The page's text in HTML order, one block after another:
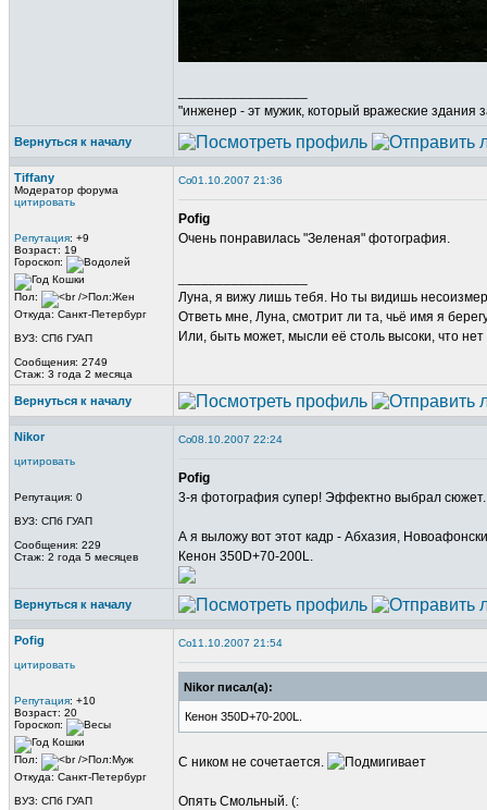
"инженер - эт мужик, который вражеские здания
Вернуться к началу
Tiffany
Модератор форума
цитировать
Репутация: +9
Возраст: 19
Гороскоп:
Пол:
Откуда: Санкт-Петербург
ВУЗ: СПб ГУАП
Сообщения: 2749
Стаж: 3 года 2 месяца
01.10.2007 21:36
Pofig
Очень понравилась "Зеленая" фотография.
Луна, я вижу лишь тебя. Но ты видишь
Ответь мне, Луна, смотрит ли та, чьё имя я
Или, быть может, мысли её столь высоки, что
Вернуться к началу
Nikor
цитировать
Репутация: 0
ВУЗ: СПб ГУАП
Сообщения: 229
Стаж: 2 года 5 месяцев
08.10.2007 22:24
Pofig
3-я фотография супер! Эффектно выбрал сюжет.
А я выложу вот этот кадр - Абхазия,
Кенон 350D+70-200L.
Вернуться к началу
Pofig
цитировать
Репутация: +10
Возраст: 20
Гороскоп:
Пол:
Откуда: Санкт-Петербург
ВУЗ: СПб ГУАП
11.10.2007 21:54
Nikor писал(а):
Кенон 350D+70-200L.
С ником не сочетается.
Опять Смольный. (: